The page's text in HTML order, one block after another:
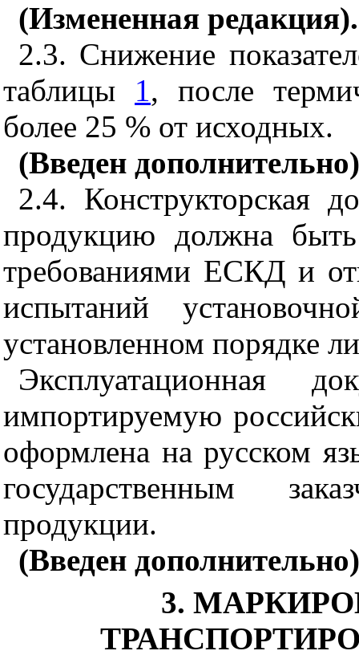
(Измененная редакция).
2.3. Снижение
таблицы 1, после
более 25 % от исходных.
(Введен
2.4. Конструкторская
продукцию должна
требованиями ЕСКД и
испытаний
установленном порядке
Эксплуатационная
импортируемую
оформлена на русском
государственным
продукции.
(Введен
3.